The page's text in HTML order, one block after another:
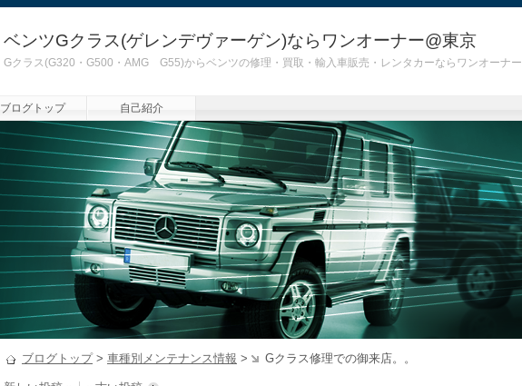
ベンツGクラス(ゲレンデヴァーゲン)ならワンオーナー@東京
Gクラス(G320・G500・AMG G55)からベンツの修理・買取・輸入車販売・レンタカーならワンオーナー
ブログトップ 自己紹介
ブログトップ> 車種別メンテナンス情報 > Gクラス修理での御来店。。